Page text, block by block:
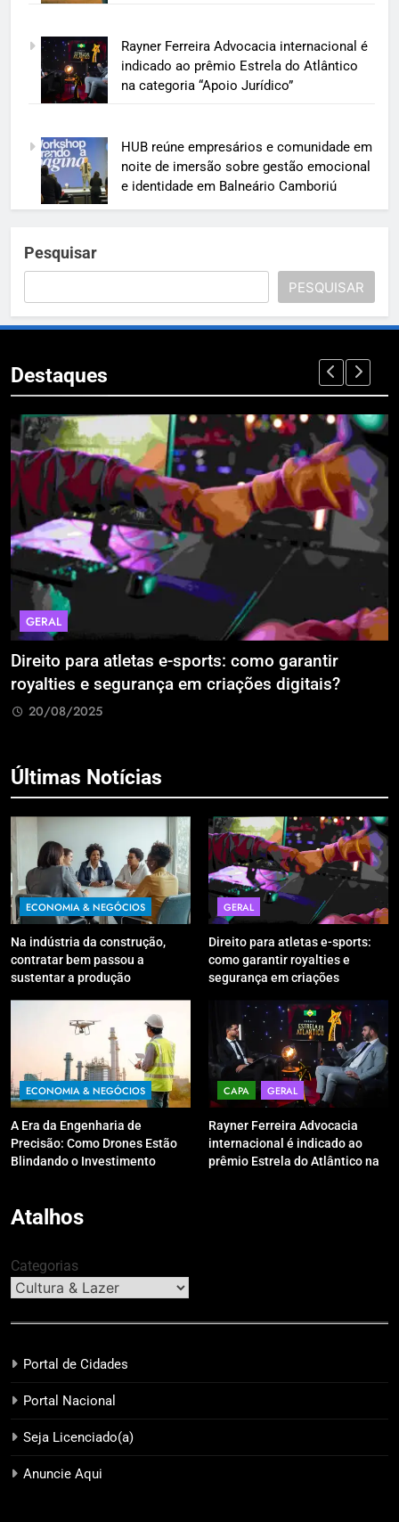
Rayner Ferreira Advocacia internacional é
indicado ao prêmio Estrela do Atlântico
na categoria “Apoio Jurídico”
HUB reúne empresários e comunidade em
noite de imersão sobre gestão emocional
e identidade em Balneário Camboriú
Pesquisar
PESQUISAR
Destaques
GERAL
Direito para atletas e-sports: como garantir
royalties e segurança em criações digitais?
20/08/2025
Últimas Notícias
ECONOMIA & NEGÓCIOS
Na indústria da construção,
contratar bem passou a
sustentar a produção
GERAL
Direito para atletas e-sports:
como garantir royalties e
segurança em criações
ECONOMIA & NEGÓCIOS
A Era da Engenharia de
Precisão: Como Drones Estão
Blindando o Investimento
CAPA GERAL
Rayner Ferreira Advocacia
internacional é indicado ao
prêmio Estrela do Atlântico na
Atalhos
Categorias
Portal de Cidades
Portal Nacional
Seja Licenciado(a)
Anuncie Aqui